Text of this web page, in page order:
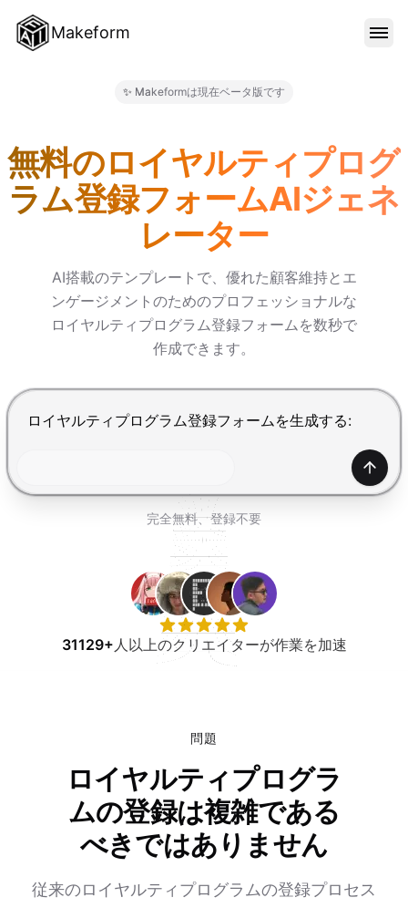
Makeform
ブログ
料金
無料で試す
✨ Makeformは現在ベータ版です
無料のロイヤルティプログ
ラム登録フォームAIジェネ
レーター
AI搭載のテンプレートで、優れた顧客維持とエ
ンゲージメントのためのプロフェッショナルな
ロイヤルティプログラム登録フォームを数秒で
作成できます。
Enterで送信、Shift+Enterで改行
生成
完全無料、登録不要
31129+人以上のクリエイターが作業を加速
問題
ロイヤルティプログラ
ムの登録は複雑である
べきではありません
従来のロイヤルティプログラムの登録プロセス